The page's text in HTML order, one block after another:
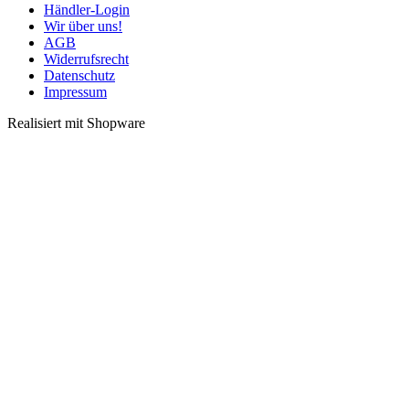
Händler-Login
Wir über uns!
AGB
Widerrufsrecht
Datenschutz
Impressum
Realisiert mit Shopware